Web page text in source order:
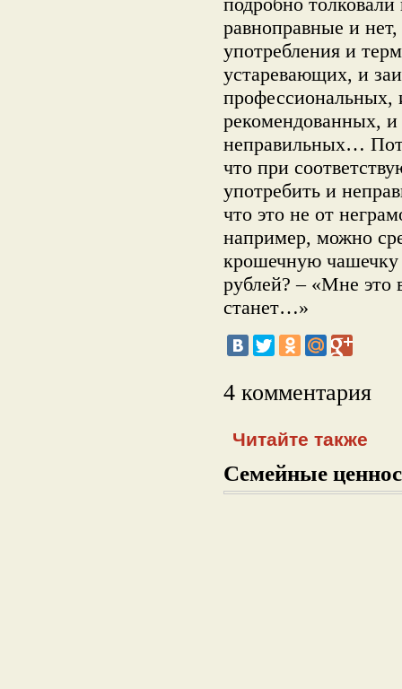
равноправные и
употребления и
устаревающих, и
рекомендованных,
неправильных…
что при
употребить и
что это не от
например, можно
крошечную чашечку
рублей? – «Мне это
станет…»
4 комментария
Читайте также
Семейные